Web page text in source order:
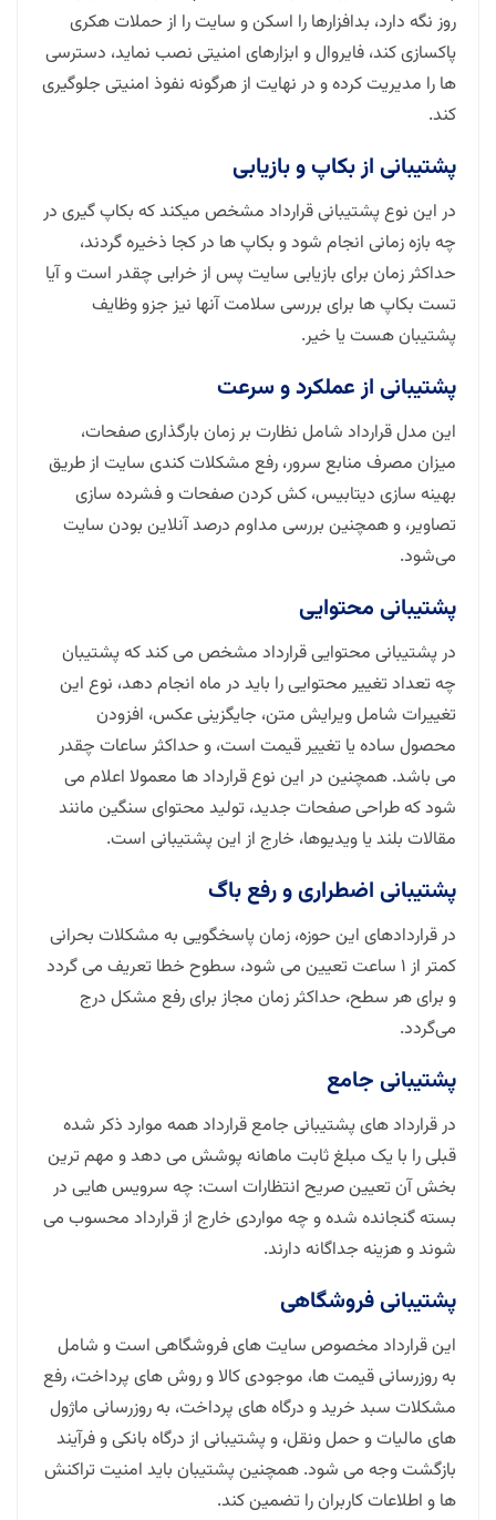
روز نگه دارد، بدافزارها را اسکن و سایت را از حملات هکری
پاکسازی کند، فایروال و ابزارهای امنیتی نصب نماید، دسترسی
ها را مدیریت کرده و در نهایت از هرگونه نفوذ امنیتی جلوگیری
کند.
پشتیبانی از بکاپ و بازیابی
در این نوع پشتیبانی قرارداد مشخص میکند که بکاپ گیری در
چه بازه زمانی انجام شود و بکاپ ها در کجا ذخیره گردند،
حداکثر زمان برای بازیابی سایت پس از خرابی چقدر است و آیا
تست بکاپ ها برای بررسی سلامت آنها نیز جزو وظایف
پشتیبان هست یا خیر.
پشتیبانی از عملکرد و سرعت
این مدل قرارداد شامل نظارت بر زمان بارگذاری صفحات،
میزان مصرف منابع سرور، رفع مشکلات کندی سایت از طریق
بهینه سازی دیتابیس، کش کردن صفحات و فشرده سازی
تصاویر، و همچنین بررسی مداوم درصد آنلاین بودن سایت
می‌شود.
پشتیبانی محتوایی
در پشتیبانی محتوایی قرارداد مشخص می کند که پشتیبان
چه تعداد تغییر محتوایی را باید در ماه انجام دهد، نوع این
تغییرات شامل ویرایش متن، جایگزینی عکس، افزودن
محصول ساده یا تغییر قیمت است، و حداکثر ساعات چقدر
می باشد. همچنین در این نوع قرارداد ها معمولا اعلام می
شود که طراحی صفحات جدید، تولید محتوای سنگین مانند
مقالات بلند یا ویدیوها، خارج از این پشتیبانی است.
پشتیبانی اضطراری و رفع باگ
در قراردادهای این حوزه، زمان پاسخگویی به مشکلات بحرانی
کمتر از ۱ ساعت تعیین می شود، سطوح خطا تعریف می گردد
و برای هر سطح، حداکثر زمان مجاز برای رفع مشکل درج
می‌گردد.
پشتیبانی جامع
در قرارداد های پشتیبانی جامع قرارداد همه موارد ذکر شده
قبلی را با یک مبلغ ثابت ماهانه پوشش می دهد و مهم ترین
بخش آن تعیین صریح انتظارات است: چه سرویس هایی در
بسته گنجانده شده و چه مواردی خارج از قرارداد محسوب می
شوند و هزینه جداگانه دارند.
پشتیبانی فروشگاهی
این قرارداد مخصوص سایت های فروشگاهی است و شامل
به روزرسانی قیمت ها، موجودی کالا و روش های پرداخت، رفع
مشکلات سبد خرید و درگاه های پرداخت، به روزرسانی ماژول
های مالیات و حمل ونقل، و پشتیبانی از درگاه بانکی و فرآیند
بازگشت وجه می شود. همچنین پشتیبان باید امنیت تراکنش
ها و اطلاعات کاربران را تضمین کند.